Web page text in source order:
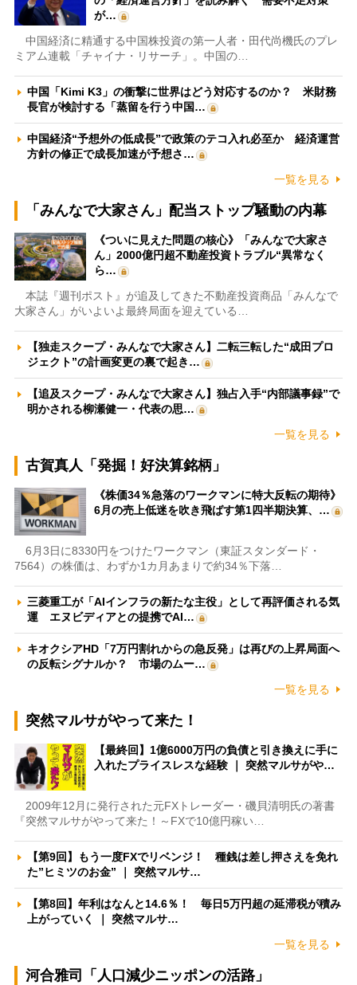
が…
中国経済に精通する中国株投資の第一人者・田代尚機氏のプレ
ミアム連載「チャイナ・リサーチ」。中国の…
中国「Kimi K3」の衝撃に世界はどう対応するのか？ 米財務
長官が検討する「蒸留を行う中国…
中国経済“予想外の低成長”で政策のテコ入れ必至か 経済運営
方針の修正で成長加速が予想さ…
一覧を見る
「みんなで大家さん」配当ストップ騒動の内幕
《ついに見えた問題の核心》「みんなで大家さ
ん」2000億円超不動産投資トラブル“異常なく
ら…
本誌『週刊ポスト』が追及してきた不動産投資商品「みんなで
大家さん」がいよいよ最終局面を迎えている…
【独走スクープ・みんなで大家さん】二転三転した“成田プロ
ジェクト”の計画変更の裏で起き…
【追及スクープ・みんなで大家さん】独占入手“内部議事録”で
明かされる柳瀬健一・代表の思…
一覧を見る
古賀真人「発掘！好決算銘柄」
《株価34％急落のワークマンに特大反転の期待》
6月の売上低迷を吹き飛ばす第1四半期決算、…
6月3日に8330円をつけたワークマン（東証スタンダード・
7564）の株価は、わずか1カ月あまりで約34％下落…
三菱重工が「AIインフラの新たな主役」として再評価される気
運 エヌビディアとの提携でAI…
キオクシアHD「7万円割れからの急反発」は再びの上昇局面へ
の反転シグナルか？ 市場のムー…
一覧を見る
突然マルサがやって来た！
【最終回】1億6000万円の負債と引き換えに手に
入れたプライスレスな経験 ｜ 突然マルサがや…
2009年12月に発行された元FXトレーダー・磯貝清明氏の著書
『突然マルサがやって来た！～FXで10億円稼い…
【第9回】もう一度FXでリベンジ！ 種銭は差し押さえを免れ
た”ヒミツのお金” ｜ 突然マルサ…
【第8回】年利はなんと14.6％！ 毎日5万円超の延滞税が積み
上がっていく ｜ 突然マルサ…
一覧を見る
河合雅司「人口減少ニッポンの活路」